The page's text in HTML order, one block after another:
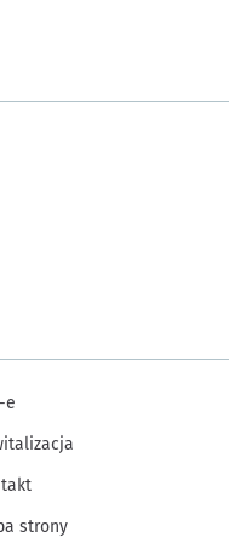
e
strony